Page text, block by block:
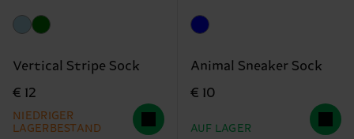
Vertical Stripe Sock
€ 12
NIEDRIGER
LAGERBESTAND
Animal Sneaker Sock
€ 10
AUF LAGER